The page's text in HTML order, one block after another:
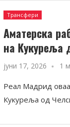
Трансфери
Аматерска
на Кукуреља
јуни 17, 2026 1
Реал Мадрид
Кукуреља од